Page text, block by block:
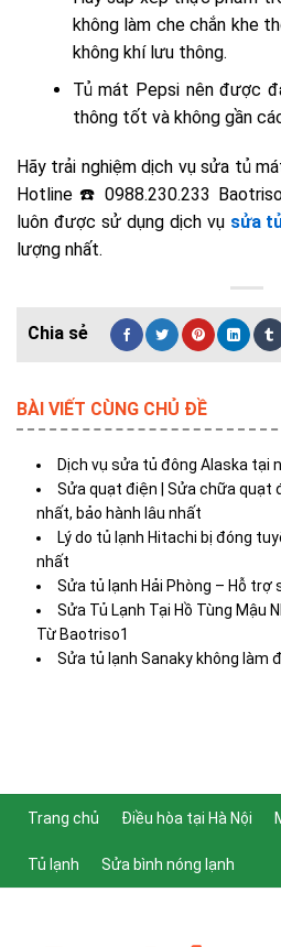
không làm che chắn khe
không khí lưu thông.
Tủ mát Pepsi nên được
thông tốt và không gần
Hãy trải nghiệm dịch vụ sửa tủ
Hotline ☎️ 0988.230.233
luôn được sử dụng dịch vụ sửa
lượng nhất.
BÀI VIẾT CÙNG CHỦ ĐỀ
Dịch vụ sửa tủ đông Alaska tại
Sửa quạt điện | Sửa chữa quạt
nhất, bảo hành lâu nhất
Lý do tủ lạnh Hitachi bị đóng
nhất
Sửa tủ lạnh Hải Phòng – Hỗ trợ
Sửa Tủ Lạnh Tại Hồ Tùng Mậu
Từ Baotriso1
Sửa tủ lạnh Sanaky không làm
Trang chủ Điều hòa tại Hà Nội
Tủ lạnh Sửa bình nóng lạnh